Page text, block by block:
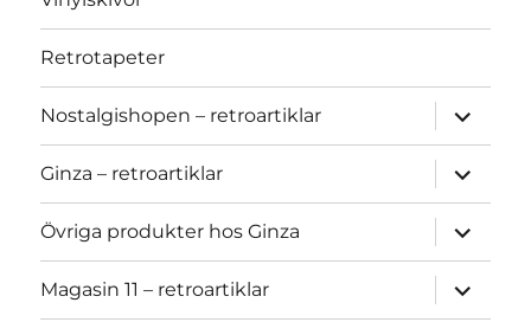
Retrotapeter
Nostalgishopen – retroartiklar
expand
child
menu
Ginza – retroartiklar
expand
child
menu
Övriga produkter hos Ginza
expand
child
menu
Magasin 11 – retroartiklar
expand
child
menu